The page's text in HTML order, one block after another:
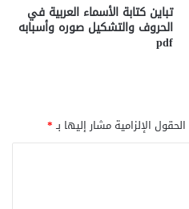
تباين كتابة الأسماء العربية في
الحروف والتشكيل صوره وأسبابه
pdf
الحقول الإلزامية مشار إليها بـ*